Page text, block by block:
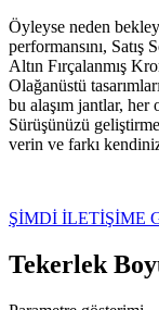
Öyleyse neden
performansını, Satış
Altın Fırçalanmış
Olağanüstü
bu alaşım jantlar,
Sürüşünüzü
verin ve farkı
ŞİMDİ İLETİŞİME
Tekerlek